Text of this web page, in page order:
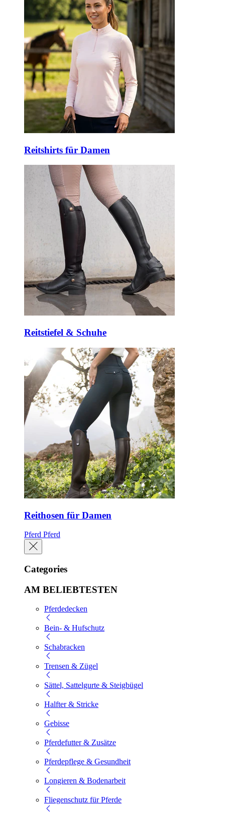
Reitshirts für Damen
Reitstiefel & Schuhe
Reithosen für Damen
Pferd Pferd
Categories
AM BELIEBTESTEN
Pferdedecken
Bein- & Hufschutz
Schabracken
Trensen & Zügel
Sättel, Sattelgurte & Steigbügel
Halfter & Stricke
Gebisse
Pferdefutter & Zusätze
Pferdepflege & Gesundheit
Longieren & Bodenarbeit
Fliegenschutz für Pferde